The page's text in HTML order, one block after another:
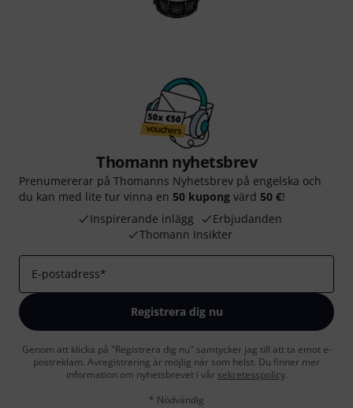
Thomann nyhetsbrev
Prenumererar på Thomanns Nyhetsbrev på engelska och
du kan med lite tur vinna en 50 kupong värd 50 €!
Inspirerande inlägg
Erbjudanden
Thomann Insikter
E-postadress*
Registrera dig nu
Genom att klicka på "Registrera dig nu" samtycker jag till att ta emot e-
postreklam. Avregistrering är möjlig när som helst. Du finner mer
information om nyhetsbrevet i vår sekretesspolicy.
* Nödvändig